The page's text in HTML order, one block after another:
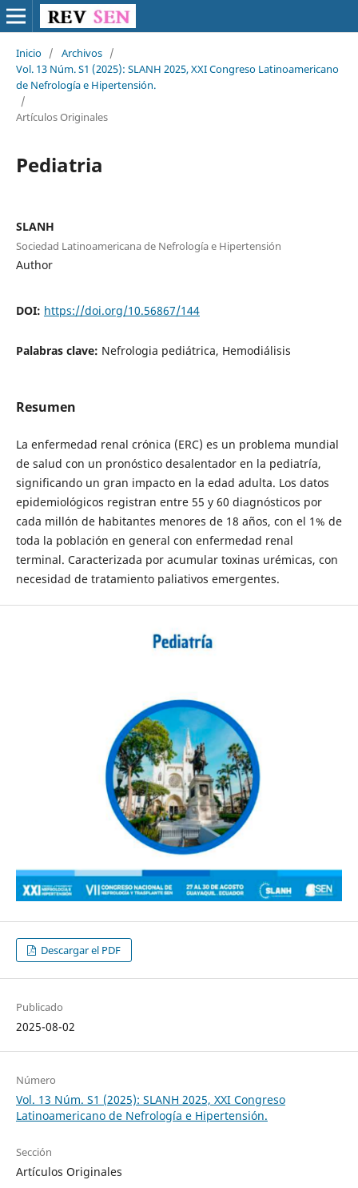
Inicio / Archivos /
Vol. 13 Núm. S1 (2025): SLANH 2025, XXI Congreso Latinoamericano
de Nefrología e Hipertensión.
/
Artículos Originales
Pediatria
SLANH
Sociedad Latinoamericana de Nefrología e Hipertensión
Author
DOI: https://doi.org/10.56867/144
Palabras clave: Nefrologia pediátrica, Hemodiálisis
Resumen
La enfermedad renal crónica (ERC) es un problema mundial
de salud con un pronóstico desalentador en la pediatría,
significando un gran impacto en la edad adulta. Los datos
epidemiológicos registran entre 55 y 60 diagnósticos por
cada millón de habitantes menores de 18 años, con el 1% de
toda la población en general con enfermedad renal
terminal. Caracterizada por acumular toxinas urémicas, con
necesidad de tratamiento paliativos emergentes.
Descargar el PDF
Publicado
2025-08-02
Número
Vol. 13 Núm. S1 (2025): SLANH 2025, XXI Congreso
Latinoamericano de Nefrología e Hipertensión.
Sección
Artículos Originales